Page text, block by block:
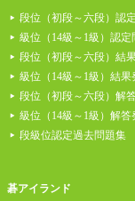
段位（初段～六段）認
級位（14級～1級）認定
段位（初段～六段）結
級位（14級～1級）結果
段位（初段～六段）解
級位（14級～1級）解答
段級位認定過去問題集
碁アイランド